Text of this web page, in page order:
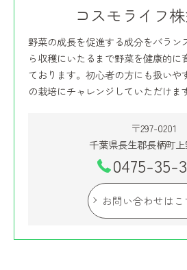
コスモライフ
野菜の成長を促進する成分をバラン
ら収穫にいたるまで野菜を健康的に
ております。初心者の方にも扱いや
の栽培にチャレンジしていただけま
〒297-0201
千葉県長生郡長柄町上
0475-35-
お問い合わせはこ